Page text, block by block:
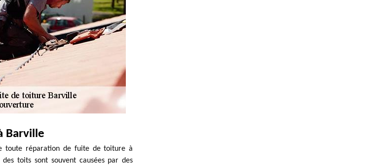
Barville
toute réparation de fuite de toiture à
toits sont souvent causées par des